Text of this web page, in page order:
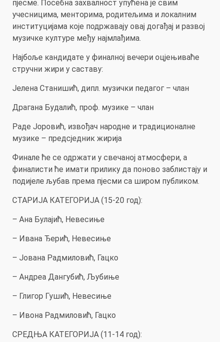
пјесме. Посебна захвалност упућена је свим
учесницима, менторима, родитељима и локалним
институцијама које подржавају овај догађај и развој
музичке културе међу најмлађима.
Најбоље кандидате у финалној вечери оцјењиваће
стручни жири у саставу:
Јелена Станишић, дипл. музички педагог – члан
Драгана Будалић, проф. музике – члан
Раде Јоровић, извођач народне и традиционалне
музике – предсједник жирија
Финале ће се одржати у свечаној атмосфери, а
финалисти ће имати прилику да поново заблистају и
подијеле љубав према пјесми са широм публиком.
СТАРИЈА КАТЕГОРИЈА (15-20 год):
– Ана Булајић, Невесиње
– Ивана Ђерић, Невесиње
– Јована Радмиловић, Гацко
– Андреа Дангубић, Љубиње
– Глигор Гушић, Невесиње
– Ивона Радмиловић, Гацко
СРЕДЊА КАТЕГОРИЈА (11-14 год):